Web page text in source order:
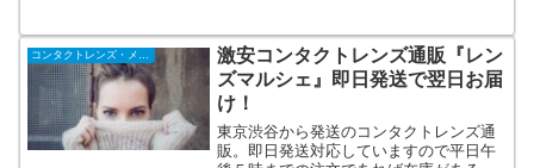
でなく通常のクリアコンタクト、保存
液、コスメ雑貨も取り扱っております。
激安コンタクトレンズ通販『レン
ズマルシェ』即日発送で翌日お届
け！
東京渋谷から発送のコンタクトレンズ通
販。即日発送対応していますので平日午